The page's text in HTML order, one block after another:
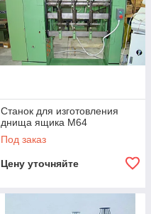
Станок для изготовления
днища ящика M64
Под заказ
Цену уточняйте